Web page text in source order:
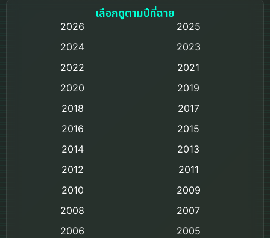
Based on a True Story เรื่องจริง
เลือกดูตามปีที่ฉาย
2026
2025
2024
2023
2022
2021
2020
2019
2018
2017
2016
2015
2014
2013
2012
2011
2010
2009
2008
2007
2006
2005